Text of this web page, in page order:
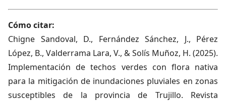
Cómo citar:
Chigne Sandoval, D., Fernández Sánchez, J., Pérez
López, B., Valderrama Lara, V., & Solís Muñoz, H. (2025).
Implementación de techos verdes con flora nativa
para la mitigación de inundaciones pluviales en zonas
susceptibles de la provincia de Trujillo. Revista